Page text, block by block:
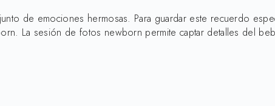
de emociones hermosas. Para guardar este recuerdo
La sesión de fotos newborn permite captar detalles del